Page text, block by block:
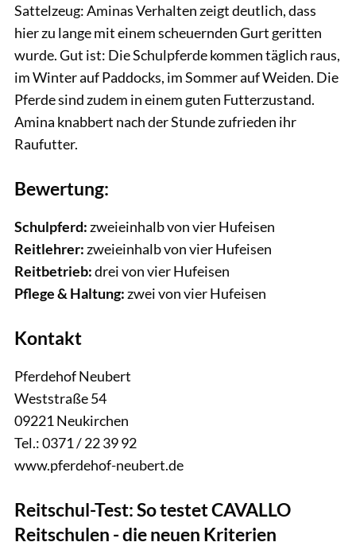
Sattelzeug: Aminas Verhalten zeigt deutlich, dass
hier zu lange mit einem scheuernden Gurt geritten
wurde. Gut ist: Die Schulpferde kommen täglich raus,
im Winter auf Paddocks, im Sommer auf Weiden. Die
Pferde sind zudem in einem guten Futterzustand.
Amina knabbert nach der Stunde zufrieden ihr
Raufutter.
Bewertung:
Schulpferd:zweieinhalb von vier Hufeisen
Reitlehrer:zweieinhalb von vier Hufeisen
Reitbetrieb:drei von vier Hufeisen
Pflege & Haltung:zwei von vier Hufeisen
Kontakt
Pferdehof Neubert
Weststraße 54
09221 Neukirchen
Tel.: 0371 / 22 39 92
www.pferdehof-neubert.de
Reitschul-Test: So testet CAVALLO
Reitschulen - die neuen Kriterien